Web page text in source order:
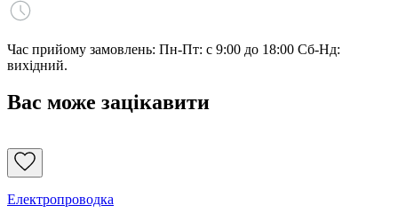
Час прийому замовлень: Пн-Пт: с 9:00 до 18:00 Сб-Нд:
вихідний.
Вас може зацікавити
Електропроводка